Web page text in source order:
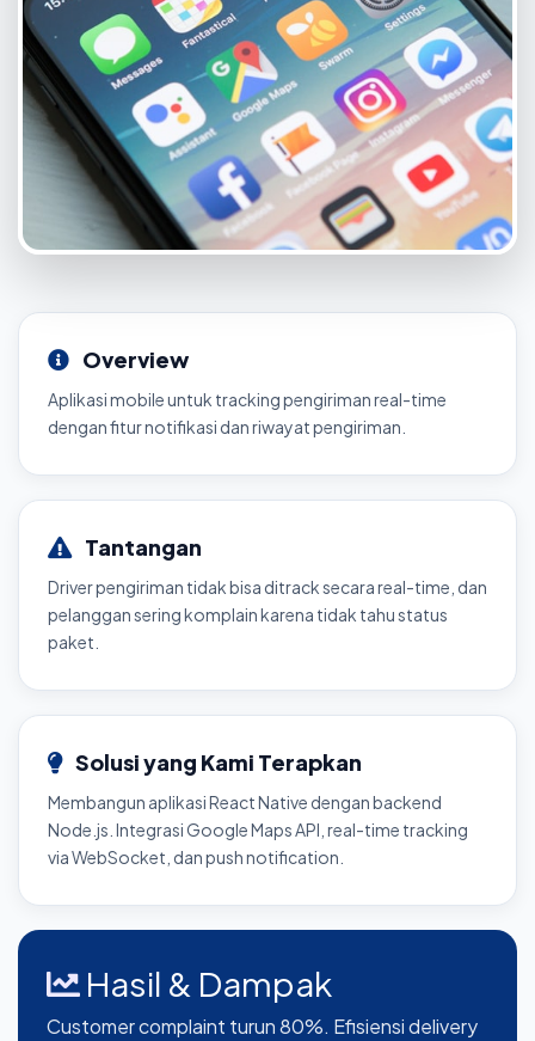
Overview
Aplikasi mobile untuk tracking pengiriman real-time
dengan fitur notifikasi dan riwayat pengiriman.
Tantangan
Driver pengiriman tidak bisa ditrack secara real-time, dan
pelanggan sering komplain karena tidak tahu status
paket.
Solusi yang Kami Terapkan
Membangun aplikasi React Native dengan backend
Node.js. Integrasi Google Maps API, real-time tracking
via WebSocket, dan push notification.
Hasil & Dampak
Customer complaint turun 80%. Efisiensi delivery